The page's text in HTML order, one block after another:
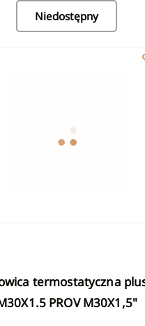
Niedostępny
termostatyczny, zawór
termostatyczna plus
PROV M30X1,5"